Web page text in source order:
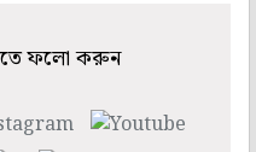
ফলো করুন